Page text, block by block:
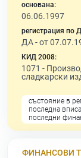
основана:
06.06.1997
регистрация по
ДА - от
КИД 2008:
1071 -
сладкарски
състояние в
последна
последни
ФИНАНСОВИ